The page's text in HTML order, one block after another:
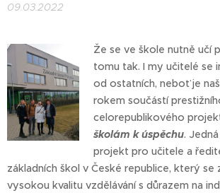
09.03.2022
Že se ve škole nutně učí
tomu tak. I my učitelé se
od ostatních, neboť je
rokem součástí
celorepublikového
školám k úspěchu.
projekt pro učitele a
základních škol v České republice, který se
vysokou kvalitu vzdělávání s důrazem na